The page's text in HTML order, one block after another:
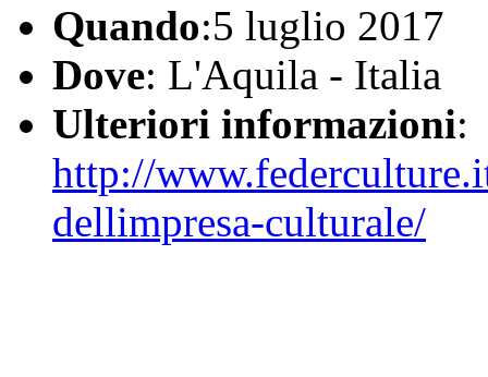
Quando:5 luglio 2017
Dove: L'Aquila - Italia
Ulteriori informazioni:
http://
dellimpresa-culturale/